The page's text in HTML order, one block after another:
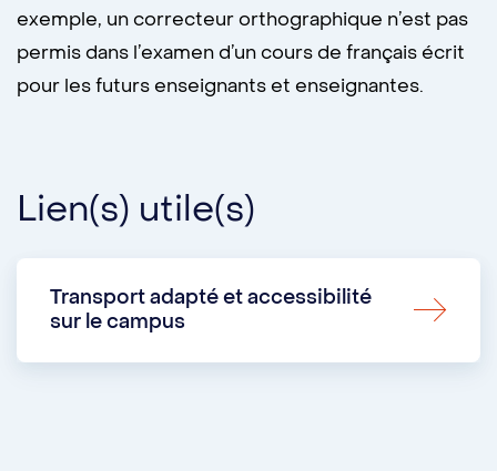
exemple, un correcteur orthographique n’est pas
permis dans l’examen d’un cours de français écrit
pour les futurs enseignants et enseignantes.
Lien(s) utile(s)
Transport adapté et accessibilité
sur le campus